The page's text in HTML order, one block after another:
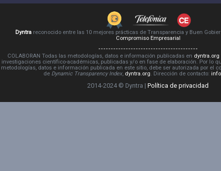
Dyntrareconocido entre las 10 mejores prácticas de Transparencia y Buen
Compromiso Empresarial
COLABORAN Todas las metodologías, datos e información publicadas en dyntra.org
investigaciones científico-académicas, publicadas y/o en fase de elaboración. Por lo
metodologías, datos e información publicada en este sitio, debe ser autorizada por el
de Dynamic Transparency Index, dyntra.org. Dirección de contacto:
2014-2024 © Dyntra | Política de privacidad